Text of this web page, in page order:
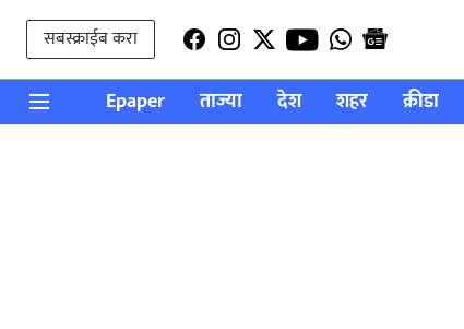
सबस्क्राईब करा
Epaper ताज्या देश शहर क्रीडा